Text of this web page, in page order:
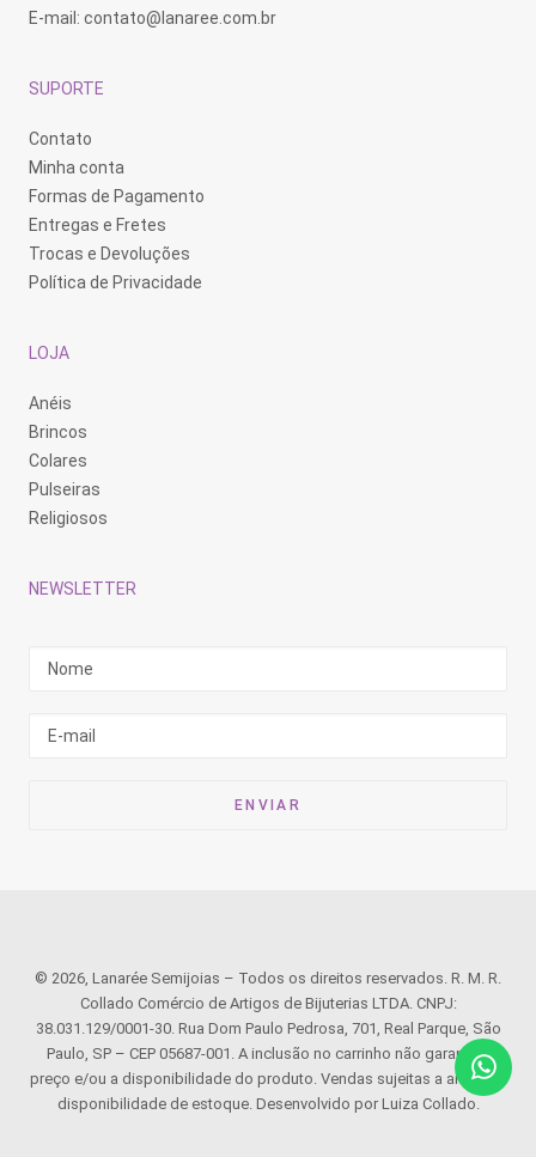
E-mail: contato@lanaree.com.br
SUPORTE
Contato
Minha conta
Formas de Pagamento
Entregas e Fretes
Trocas e Devoluções
Política de Privacidade
LOJA
Anéis
Brincos
Colares
Pulseiras
Religiosos
NEWSLETTER
© 2026, Lanarée Semijoias – Todos os direitos reservados. R. M. R.
Collado Comércio de Artigos de Bijuterias LTDA. CNPJ:
38.031.129/0001-30. Rua Dom Paulo Pedrosa, 701, Real Parque, São
Paulo, SP – CEP 05687-001. A inclusão no carrinho não garante o
preço e/ou a disponibilidade do produto. Vendas sujeitas a análise e
disponibilidade de estoque. Desenvolvido por Luiza Collado.